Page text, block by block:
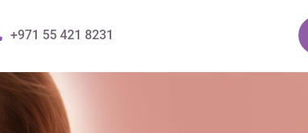
+971 55 421 8231